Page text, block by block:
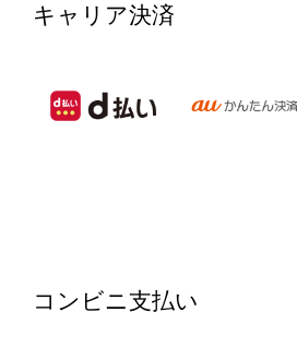
キャリア決済
コンビニ支払い